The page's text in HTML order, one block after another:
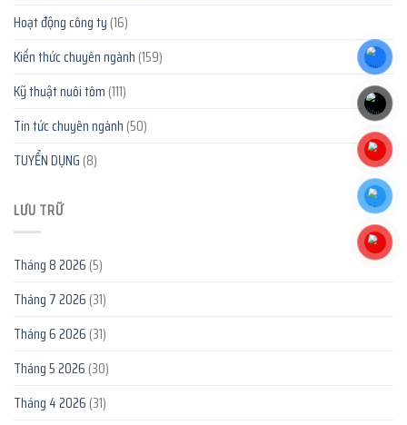
Hoạt động công ty (16)
Kiến thức chuyên ngành (159)
Kỹ thuật nuôi tôm (111)
Tin tức chuyên ngành (50)
TUYỂN DỤNG (8)
LƯU TRỮ
Tháng 8 2026 (5)
Tháng 7 2026 (31)
Tháng 6 2026 (31)
Tháng 5 2026 (30)
Tháng 4 2026 (31)